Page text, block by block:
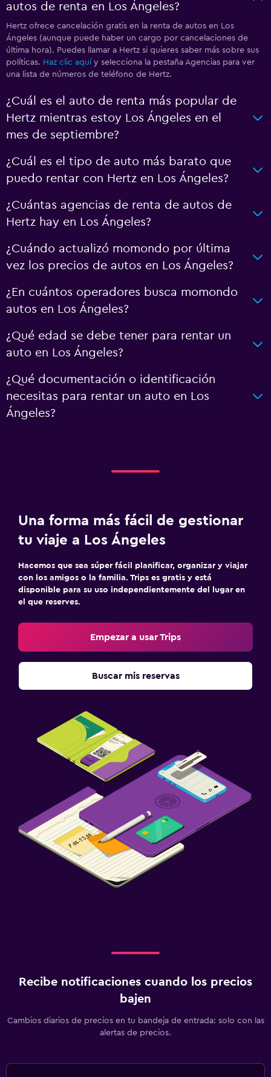
autos de renta en Los Ángeles?
Hertz ofrece cancelación gratis en la renta de autos en Los
Ángeles (aunque puede haber un cargo por cancelaciones de
última hora). Puedes llamar a Hertz si quieres saber más sobre sus
políticas. Haz clic aquí y selecciona la pestaña Agencias para ver
una lista de números de teléfono de Hertz.
¿Cuál es el auto de renta más popular de
Hertz mientras estoy Los Ángeles en el
mes de septiembre?
¿Cuál es el tipo de auto más barato que
puedo rentar con Hertz en Los Ángeles?
¿Cuántas agencias de renta de autos de
Hertz hay en Los Ángeles?
¿Cuándo actualizó momondo por última
vez los precios de autos en Los Ángeles?
¿En cuántos operadores busca momondo
autos en Los Ángeles?
¿Qué edad se debe tener para rentar un
auto en Los Ángeles?
¿Qué documentación o identificación
necesitas para rentar un auto en Los
Ángeles?
Una forma más fácil de gestionar
tu viaje a Los Ángeles
Hacemos que sea súper fácil planificar, organizar y viajar
con los amigos o la familia. Trips es gratis y está
disponible para su uso independientemente del lugar en
el que reserves.
Empezar a usar Trips
Buscar mis reservas
Recibe notificaciones cuando los precios
bajen
Cambios diarios de precios en tu bandeja de entrada: solo con las
alertas de precios.